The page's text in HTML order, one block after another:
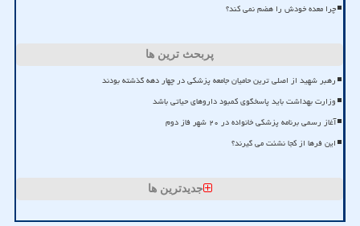
چرا معده خودش را هضم نمی کند؟
پربحث ترین ها
رهبر شهید از اصلی ترین حامیان جامعه پزشکی در چهار دهه گذشته بودند
وزارت بهداشت باید پاسخگوی کمبود داروهای حیاتی باشد
آغاز رسمی برنامه پزشکی خانواده در ۲۰ شهر فاز دوم
این فرها از کجا نشئت می گیرند؟
جدیدترین ها